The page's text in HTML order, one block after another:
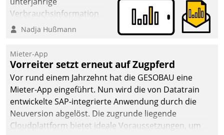
Verbrauchsinformation
schnell, zuverlässig und
Die monatlichen
Mitteilungen zum
Heizungs- und
Wasserverbrauch gehen
automatisiert, vollständig
und auf Wunsch über
mehrere zuvor
Nadja Hußmann
Mieter-App
Vorreiter setzt erneut auf Zugpferd
Vor rund einem Jahrzehnt hat die GESOBAU eine
Mieter-App eingeführt. Nun wird die von Datatrain
entwickelte SAP-integrierte Anwendung durch die
Neuversion abgelöst. Die zugrunde liegende
Cloudplattform bietet ideale Voraussetzungen, um